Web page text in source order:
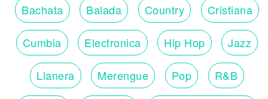
Bachata Balada Country Cristiana
Cumbia Electronica Hip Hop Jazz
Llanera Merengue Pop R&B